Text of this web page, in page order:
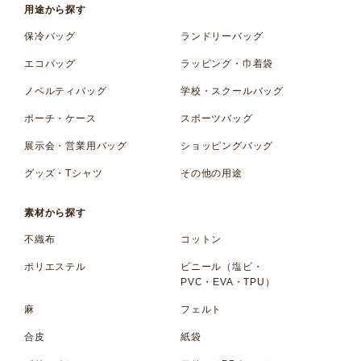
用途から探す
保冷バッグ ランドリーバッグ
エコバッグ ラッピング・巾着袋
ノベルティバッグ 学校・スクールバッグ
ポーチ・ケース スポーツバッグ
展示会・営業用バッグ ショッピングバッグ
グッズ・Tシャツ その他の用途
素材から探す
不織布 コットン
ポリエステル
ビニール（塩ビ・
PVC・EVA・TPU）
麻 フェルト
合皮 紙袋